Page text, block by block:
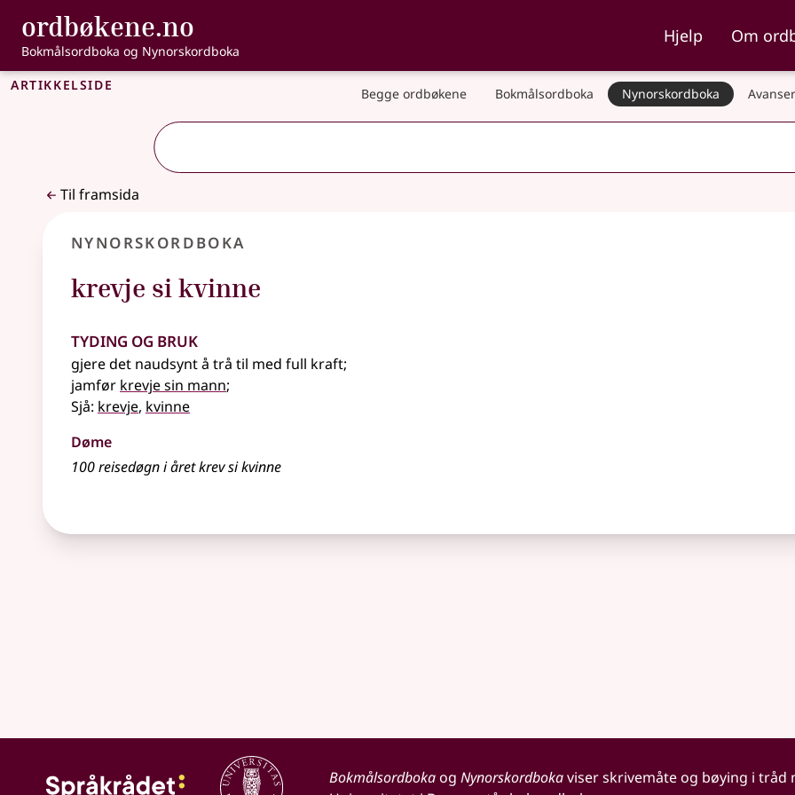
Gå til hovudinnhald
Tilgjenge
ordbøkene.no , Bokmålsordboka og Nynorskordboka
Bokmålsordboka og Nynorskordboka
Hjelp Om
Artikkelside Begge ordbøkene Bokmålsordboka Nynorskordboka
Til framsida
Nynorskordboka
krevje si kvinne
Tyding og bruk
gjere det naudsynt å trå til med full kraft;
jamfør krevje sin mann;
Sjå: krevje, kvinne
Døme
100 reisedøgn i året krev si kvinne
Bokmålsordbokaog Nynorskordbokaviser skrivemåte og bøying i tråd